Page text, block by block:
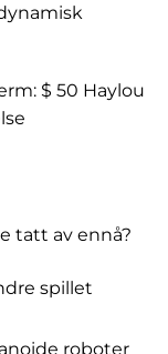
$ 50 Haylou
tatt av ennå?
spillet
roboter